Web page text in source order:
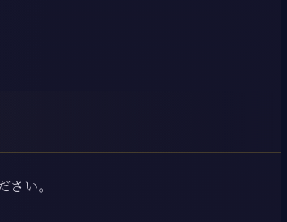
い。